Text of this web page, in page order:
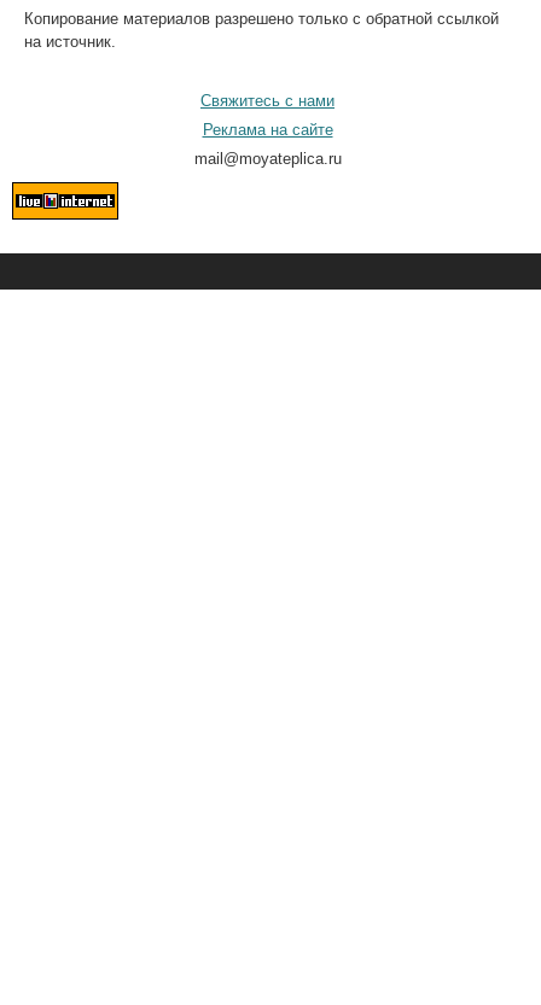
Копирование материалов разрешено только с обратной ссылкой
на источник.
Свяжитесь с нами
Реклама на сайте
mail@moyateplica.ru